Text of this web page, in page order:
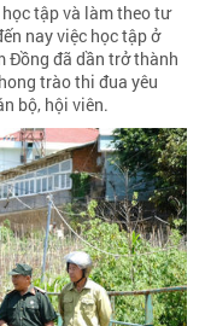
tập và làm theo tư
nay việc học tập ở
Đồng đã dần trở thành
trào thi đua yêu
bộ, hội viên.